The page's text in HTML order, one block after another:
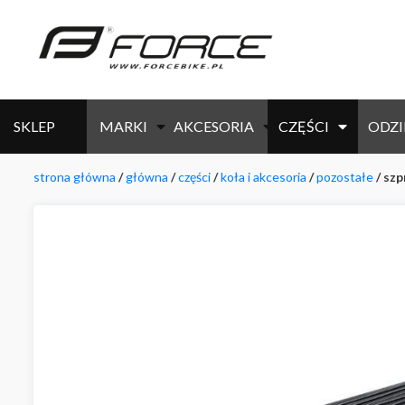
SKLEP MARKI AKCESORIA CZĘŚCI
strona główna /główna /części/koła i akcesoria /pozostałe/